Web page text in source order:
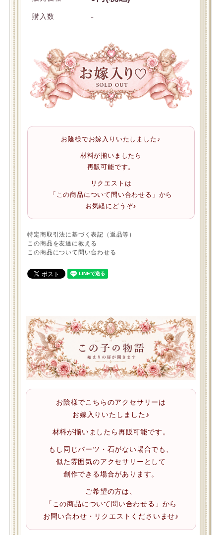
購入数 -
お陰様でお嫁入りいたしました♪
材料が揃いましたら
再販可能です。
リクエストは
「この商品について問い合わせる」から
お気軽にどうぞ♪
特定商取引法に基づく表記（返品等）
この商品を友達に教える
この商品について問い合わせる
お陰様でこちらのアクセサリーは
お嫁入りいたしました♪
材料が揃いましたら再販可能です。
もし同じパーツ・石がない場合でも、
似た雰囲気のアクセサリーとして
創作できる場合があります。
ご希望の方は、
「この商品について問い合わせる」から
お問い合わせ・リクエストくださいませ♪